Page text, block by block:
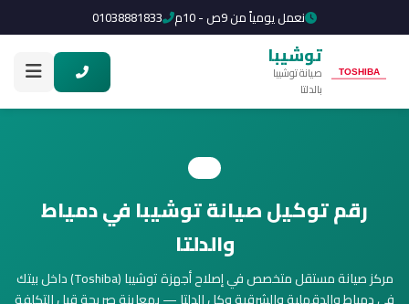
نعمل يومياً من 9ص - 10م 01038881833
توشيبا
صيانة توشيبا
بالدلتا
رقم توكيل صيانة توشيبا في دمياط
والدلتا
مركز صيانة مستقل متخصص في إصلاح أجهزة توشيبا (Toshiba) داخل بيتك